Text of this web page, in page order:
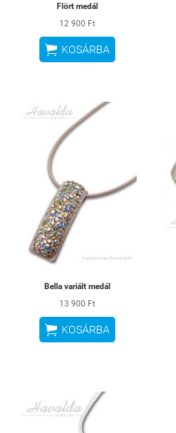
Flört medál
12 900 Ft
 KOSÁRBA
Bella variált medál
13 900 Ft
 KOSÁRBA